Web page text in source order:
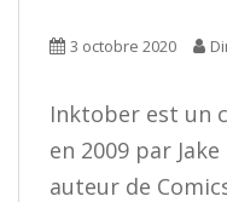
3 octobre 2020
Inktober est un
en 2009 par
auteur de